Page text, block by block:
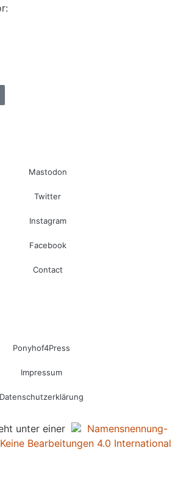
Mastodon
Twitter
Instagram
Facebook
Contact
Ponyhof4Press
Impressum
Datenschutzerklärung
unter einer
Namensnennung-
Bearbeitungen 4.0 International